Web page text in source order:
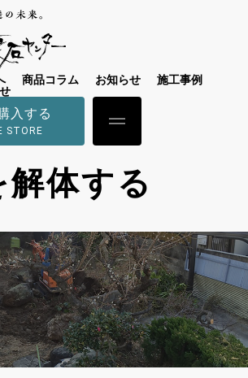
商品コラム お知らせ
施工事例
入する
STORE
解体する